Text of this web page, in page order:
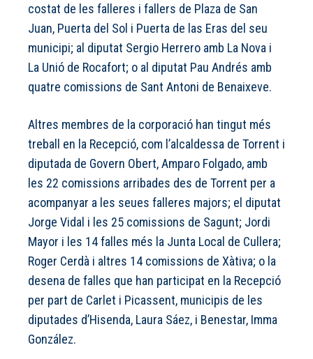
costat de les falleres i fallers de Plaza de San
Juan, Puerta del Sol i Puerta de las Eras del seu
municipi; al diputat Sergio Herrero amb La Nova i
La Unió de Rocafort; o al diputat Pau Andrés amb
quatre comissions de Sant Antoni de Benaixeve.
Altres membres de la corporació han tingut més
treball en la Recepció, com l’alcaldessa de Torrent i
diputada de Govern Obert, Amparo Folgado, amb
les 22 comissions arribades des de Torrent per a
acompanyar a les seues falleres majors; el diputat
Jorge Vidal i les 25 comissions de Sagunt; Jordi
Mayor i les 14 falles més la Junta Local de Cullera;
Roger Cerdà i altres 14 comissions de Xàtiva; o la
desena de falles que han participat en la Recepció
per part de Carlet i Picassent, municipis de les
diputades d’Hisenda, Laura Sáez, i Benestar, Imma
González.